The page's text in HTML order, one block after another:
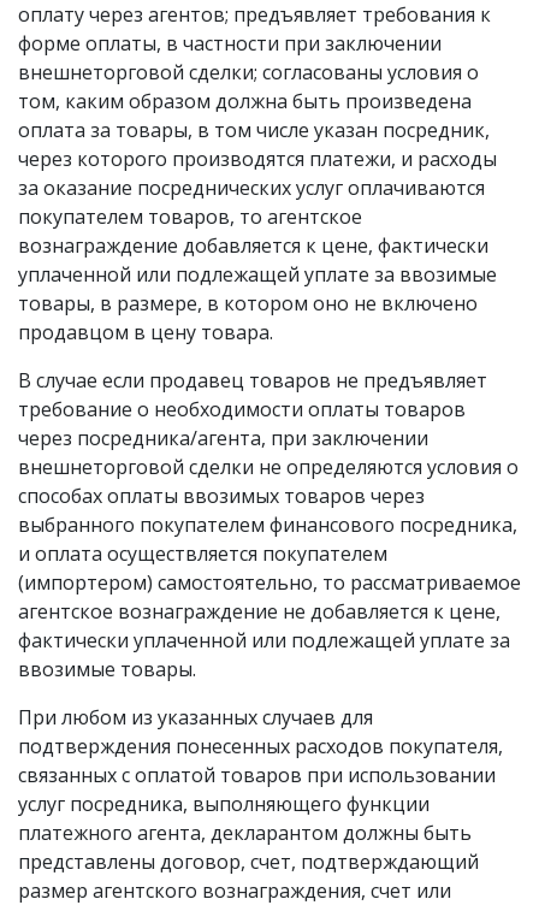
оплату через агентов; предъявляет требования к
форме оплаты, в частности при заключении
внешнеторговой сделки; согласованы условия о
том, каким образом должна быть произведена
оплата за товары, в том числе указан посредник,
через которого производятся платежи, и расходы
за оказание посреднических услуг оплачиваются
покупателем товаров, то агентское
вознаграждение добавляется к цене, фактически
уплаченной или подлежащей уплате за ввозимые
товары, в размере, в котором оно не включено
продавцом в цену товара.
В случае если продавец товаров не предъявляет
требование о необходимости оплаты товаров
через посредника/агента, при заключении
внешнеторговой сделки не определяются условия о
способах оплаты ввозимых товаров через
выбранного покупателем финансового посредника,
и оплата осуществляется покупателем
(импортером) самостоятельно, то рассматриваемое
агентское вознаграждение не добавляется к цене,
фактически уплаченной или подлежащей уплате за
ввозимые товары.
При любом из указанных случаев для
подтверждения понесенных расходов покупателя,
связанных с оплатой товаров при использовании
услуг посредника, выполняющего функции
платежного агента, декларантом должны быть
представлены договор, счет, подтверждающий
размер агентского вознаграждения, счет или